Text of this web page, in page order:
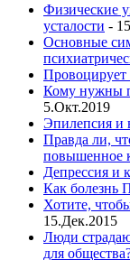
Физические
усталости -
Основные
Провоцирует
Кому нужны
5.Окт.2019
Эпилепсия и
Правда ли,
повышенное
Депрессия и
Как болезнь
Хотите,
15.Дек.2015
Люди
для